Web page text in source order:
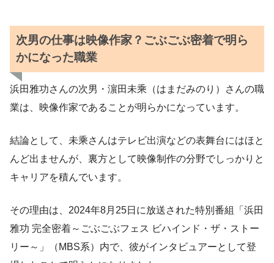
次男の仕事は映像作家？ごぶごぶ密着で明ら
かになった職業
浜田雅功さんの次男・濵田未乘（はまだみのり）さんの職
業は、映像作家であることが明らかになっています。
結論として、未乘さんはテレビ出演などの表舞台にはほと
んど出ませんが、裏方として映像制作の分野でしっかりと
キャリアを積んでいます。
その理由は、2024年8月25日に放送された特別番組「浜田
雅功 完全密着～ごぶごぶフェス ビハインド・ザ・ストー
リー～」（MBS系）内で、彼がインタビュアーとして登